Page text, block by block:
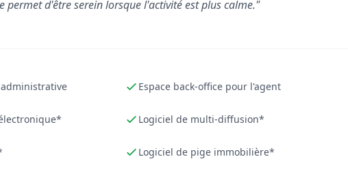
permet d'être serein lorsque l'activité est plus calme."
Espace back-office pour l'agent
Logiciel de multi-diffusion*
Logiciel de pige immobilière*